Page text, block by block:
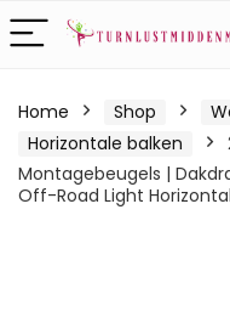
Home Shop
Horizontale balken
Montagebeugels |
Off-Road Light